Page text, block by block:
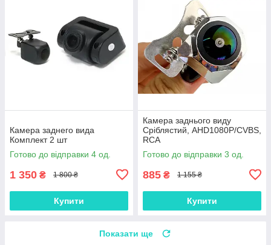
Камера заднего вида
Комплект 2 шт
Готово до відправки 4 од.
1 350 ₴ 1 800 ₴
Купити
Камера заднього виду
Сріблястий, AHD1080P/CVBS,
RCA
Готово до відправки 3 од.
885 ₴ 1 155 ₴
Купити
Показати ще